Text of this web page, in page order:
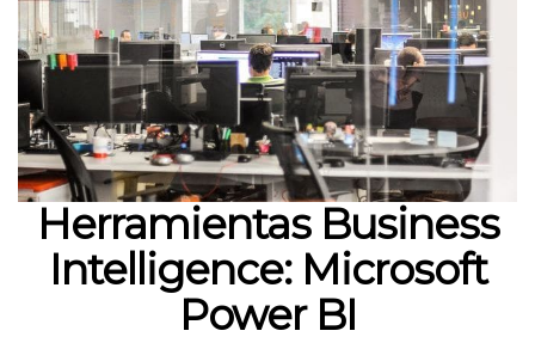
Herramientas Business
Intelligence: Microsoft
Power BI